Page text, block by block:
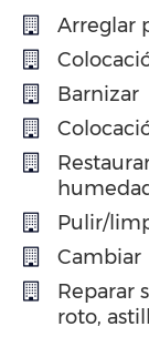
Arreglar
Barnizar
Pulir/
Cambiar
Reparar
roto,